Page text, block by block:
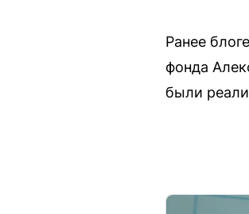
Ранее
фонда
были